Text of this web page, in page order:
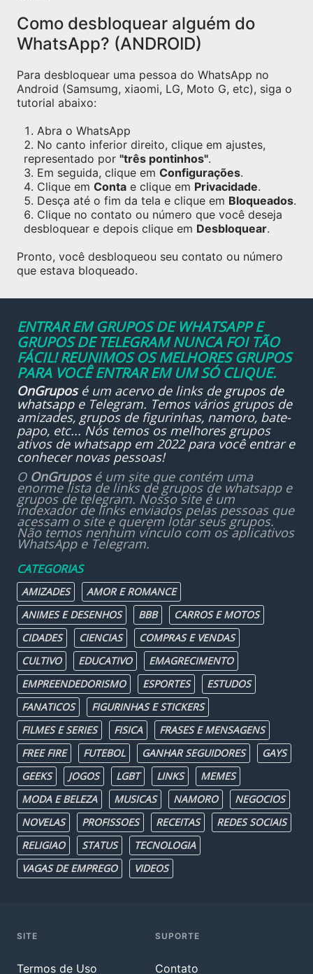
Como desbloquear alguém do
WhatsApp? (ANDROID)
Para desbloquear uma pessoa do WhatsApp no
Android (Samsumg, xiaomi, LG, Moto G, etc), siga o
tutorial abaixo:
Abra o WhatsApp
No canto inferior direito, clique em ajustes,
representado por "três pontinhos".
Em seguida, clique em Configurações.
Clique em Conta e clique em Privacidade.
Desça até o fim da tela e clique em Bloqueados.
Clique no contato ou número que você deseja
desbloquear e depois clique em Desbloquear.
Pronto, você desbloqueou seu contato ou número
que estava bloqueado.
ENTRAR EM GRUPOS DE WHATSAPP E
GRUPOS DE TELEGRAM NUNCA FOI TÃO
FÁCIL! REUNIMOS OS MELHORES GRUPOS
PARA VOCÊ ENTRAR EM UM SÓ CLIQUE.
OnGruposé um acervo de links de grupos de
whatsappe Telegram. Temos vários grupos de
amizades, grupos de figurinhas, namoro, bate-
papo, etc... Nós temos os melhores grupos
ativos de whatsapp em 2022 para você entrar e
conhecer novas pessoas!
O OnGruposé um site que contém uma
enorme lista de links de grupos de whatsapp e
grupos de telegram. Nosso site é um
indexador de links enviados pelas pessoas que
acessam o site e querem lotar seus grupos.
Não temos nenhum vínculo com os aplicativos
WhatsApp e Telegram.
CATEGORIAS
AMIZADES
AMOR E ROMANCE
ANIMES E DESENHOS
BBB
CARROS E MOTOS
CIDADES
CIENCIAS
COMPRAS E VENDAS
CULTIVO
EDUCATIVO
EMAGRECIMENTO
EMPREENDEDORISMO
ESPORTES
ESTUDOS
FANATICOS
FIGURINHAS E STICKERS
FILMES E SERIES
FISICA
FRASES E MENSAGENS
FREE FIRE
FUTEBOL GANHAR SEGUIDORES
GAYS
GEEKS
JOGOS LGBT LINKS
MEMES
MODA E BELEZA
MUSICAS NAMORO
NEGOCIOS
NOVELAS
PROFISSOES RECEITAS
REDES SOCIAIS
RELIGIAO
STATUS
TECNOLOGIA
VAGAS DE EMPREGO
VIDEOS
SITE
Termos de Uso
SUPORTE
Contato